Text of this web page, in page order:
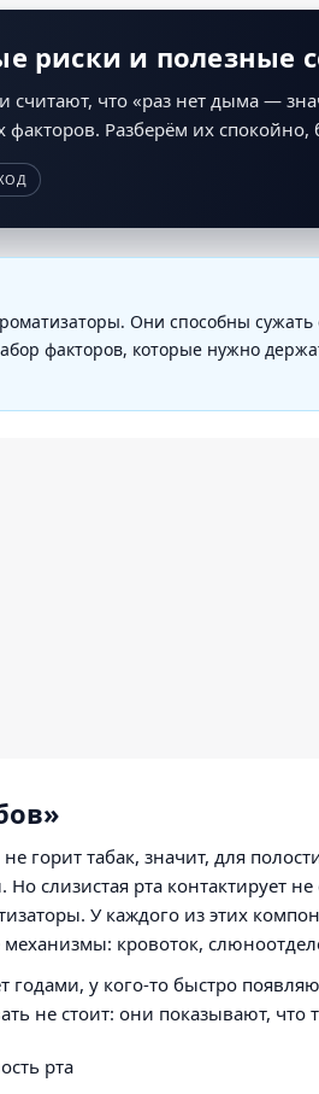
риски и полезные
что «раз нет дыма —
факторов. Разберём их
Они способны
факторов, которые нужно
горит табак, значит, для
слизистая рта контактирует
У каждого из этих
кровоток,
у кого-то быстро
не стоит: они показывают,